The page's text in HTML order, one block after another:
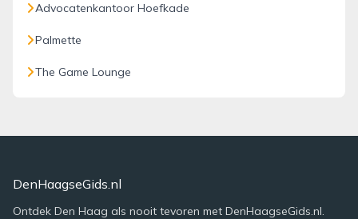
Advocatenkantoor Hoefkade
Palmette
The Game Lounge
DenHaagseGids.nl
Ontdek Den Haag als nooit tevoren met DenHaagseGids.nl.